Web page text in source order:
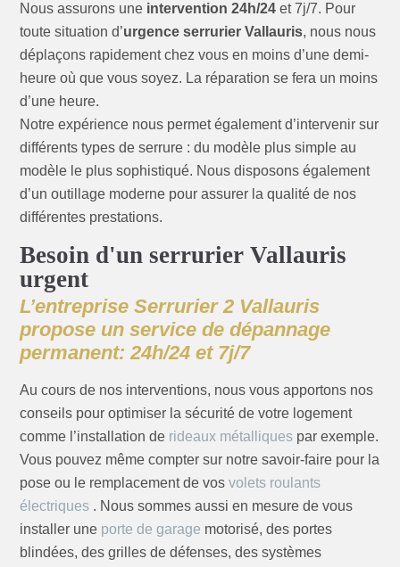
Nous assurons une intervention 24h/24 et 7j/7. Pour
toute situation d’urgence serrurier Vallauris, nous nous
déplaçons rapidement chez vous en moins d’une demi-
heure où que vous soyez. La réparation se fera un moins
d’une heure.
Notre expérience nous permet également d’intervenir sur
différents types de serrure : du modèle plus simple au
modèle le plus sophistiqué. Nous disposons également
d’un outillage moderne pour assurer la qualité de nos
différentes prestations.
Besoin d'un serrurier Vallauris
urgent
L’entreprise Serrurier 2 Vallauris
propose un service de dépannage
permanent: 24h/24 et 7j/7
Au cours de nos interventions, nous vous apportons nos
conseils pour optimiser la sécurité de votre logement
comme l’installation de rideaux métalliques par exemple.
Vous pouvez même compter sur notre savoir-faire pour la
pose ou le remplacement de vosvolets roulants
électriques . Nous sommes aussi en mesure de vous
installer une porte de garage motorisé, des portes
blindées, des grilles de défenses, des systèmes